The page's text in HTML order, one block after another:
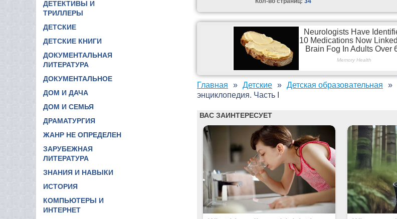
ДЕТЕКТИВЫ И
ТРИЛЛЕРЫ
ДЕТСКИЕ
ДЕТСКИЕ КНИГИ
ДОКУМЕНТАЛЬНАЯ
ЛИТЕРАТУРА
ДОКУМЕНТАЛЬНОЕ
ДОМ И ДАЧА
ДОМ И СЕМЬЯ
ДРАМАТУРГИЯ
ЖАНР НЕ ОПРЕДЕЛЕН
ЗАРУБЕЖНАЯ
ЛИТЕРАТУРА
ЗНАНИЯ И НАВЫКИ
ИСТОРИЯ
КОМПЬЮТЕРЫ И
ИНТЕРНЕТ
Главная Детские Детская образовательная
энциклопедия. Часть I